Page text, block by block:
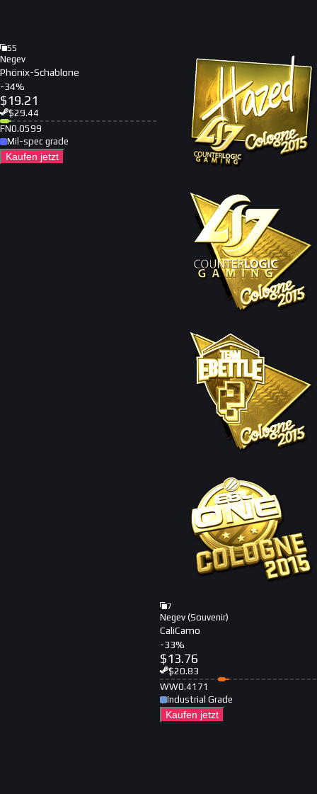
55
Negev
Phönix-Schablone
-34%
$19.21
$29.44
FN0.0599
Mil-spec grade
Kaufen jetzt
7
Negev (Souvenir)
CaliCamo
-33%
$13.76
$20.83
WW0.4171
Industrial Grade
Kaufen jetzt